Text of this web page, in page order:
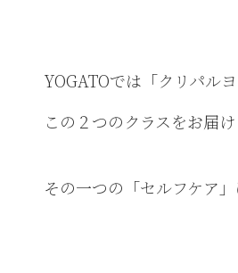
YOGATOでは「クリパル
この２つのクラスをお届け
その一つの「セルフケア